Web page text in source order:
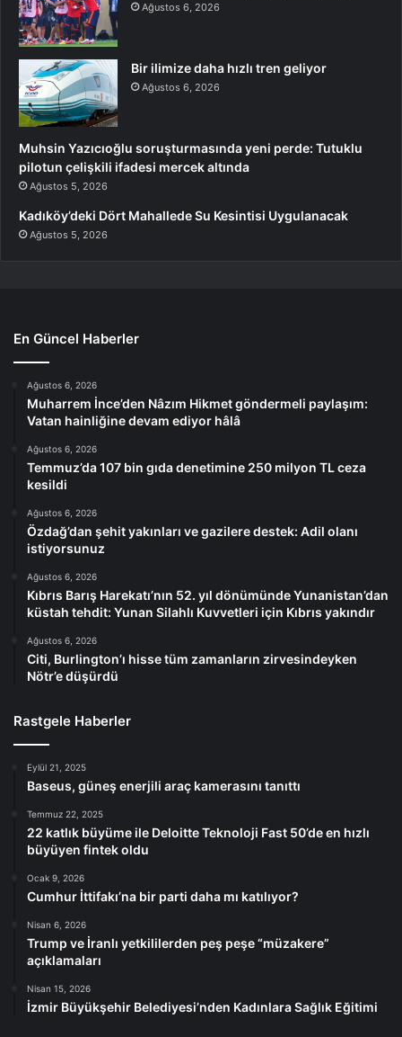
Ağustos 6, 2026
Bir ilimize daha hızlı tren geliyor
Ağustos 6, 2026
Muhsin Yazıcıoğlu soruşturmasında yeni perde: Tutuklu
pilotun çelişkili ifadesi mercek altında
Ağustos 5, 2026
Kadıköy’deki Dört Mahallede Su Kesintisi Uygulanacak
Ağustos 5, 2026
En Güncel Haberler
Ağustos 6, 2026
Muharrem İnce’den Nâzım Hikmet göndermeli paylaşım:
Vatan hainliğine devam ediyor hâlâ
Ağustos 6, 2026
Temmuz’da 107 bin gıda denetimine 250 milyon TL ceza
kesildi
Ağustos 6, 2026
Özdağ’dan şehit yakınları ve gazilere destek: Adil olanı
istiyorsunuz
Ağustos 6, 2026
Kıbrıs Barış Harekatı’nın 52. yıl dönümünde Yunanistan’dan
küstah tehdit: Yunan Silahlı Kuvvetleri için Kıbrıs yakındır
Ağustos 6, 2026
Citi, Burlington’ı hisse tüm zamanların zirvesindeyken
Nötr’e düşürdü
Rastgele Haberler
Eylül 21, 2025
Baseus, güneş enerjili araç kamerasını tanıttı
Temmuz 22, 2025
22 katlık büyüme ile Deloitte Teknoloji Fast 50’de en hızlı
büyüyen fintek oldu
Ocak 9, 2026
Cumhur İttifakı’na bir parti daha mı katılıyor?
Nisan 6, 2026
Trump ve İranlı yetkililerden peş peşe “müzakere”
açıklamaları
Nisan 15, 2026
İzmir Büyükşehir Belediyesi’nden Kadınlara Sağlık Eğitimi